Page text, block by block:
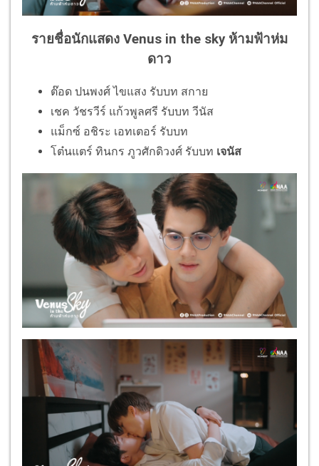
รายชื่อนักแสดง Venus in the sky ห้ามฟ้าห่ม
ดาว
ต๊อด ปนพงศ์ ไขแสง รับบท สกาย
เชค วัชรวีร์ แก้วพูลศรี รับบท วีนัส
แม็กซ์ อชิระ เอทเตอร์ รับบท
โต๋นแตร์ ทินกร ภูวศักดิวงศ์ รับบท เจนัส